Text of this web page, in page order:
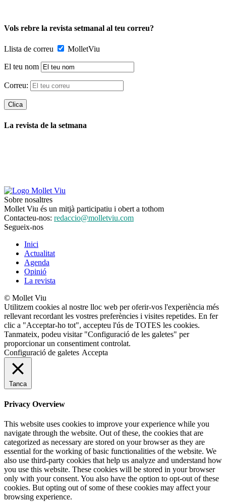
Vols rebre la revista setmanal al teu correu?
Llista de correu MolletViu
El teu nom
Correu:
La revista de la setmana
Sobre nosaltres
Mollet Viu és un mitjà participatiu i obert a tothom
Contacteu-nos: redaccio@molletviu.com
Segueix-nos
Inici
Actualitat
Agenda
Opinió
La revista
© Mollet Viu
Utilitzem cookies al nostre lloc web per oferir-vos l'experiència més
rellevant recordant les vostres preferències i visites repetides. En fer
clic a "Acceptar-ho tot", accepteu l'ús de TOTES les cookies.
Tanmateix, podeu visitar "Configuració de les galetes" per
proporcionar un consentiment controlat.
Configuració de galetes Accepta
Tanca
Privacy Overview
This website uses cookies to improve your experience while you
navigate through the website. Out of these, the cookies that are
categorized as necessary are stored on your browser as they are
essential for the working of basic functionalities of the website. We
also use third-party cookies that help us analyze and understand how
you use this website. These cookies will be stored in your browser
only with your consent. You also have the option to opt-out of these
cookies. But opting out of some of these cookies may affect your
browsing experience.